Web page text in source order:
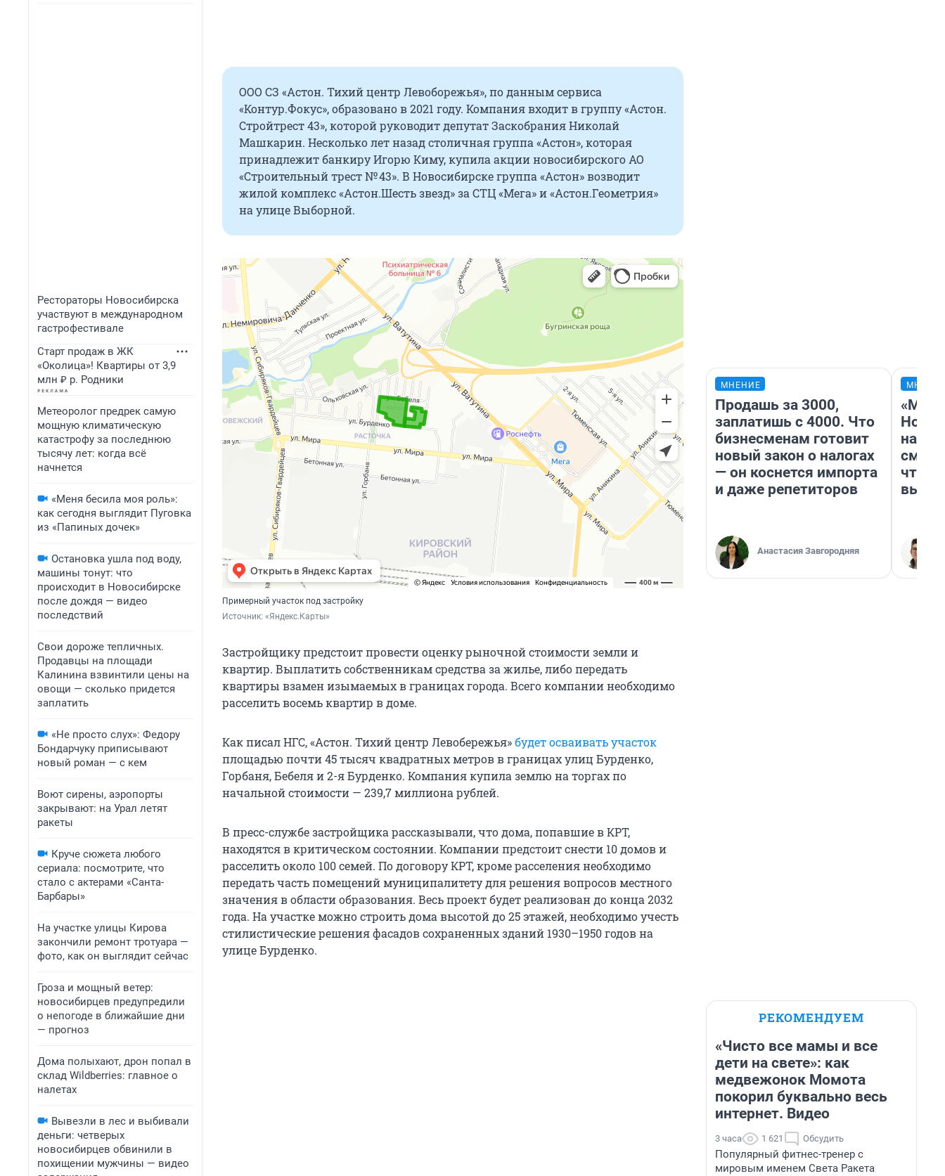
Рестораторы Новосибирска
участвуют в международном
гастрофестивале
Старт продаж в ЖК
«Околица»! Квартиры от 3,9
млн ₽ р. Родники
Метеоролог предрек самую
мощную климатическую
катастрофу за последнюю
тысячу лет: когда всё
начнется
«Меня бесила моя роль»:
как сегодня выглядит Пуговка
из «Папиных дочек»
Остановка ушла под воду,
машины тонут: что
происходит в Новосибирске
после дождя — видео
последствий
Свои дороже тепличных.
Продавцы на площади
Калинина взвинтили цены на
овощи — сколько придется
заплатить
«Не просто слух»: Федору
Бондарчуку приписывают
новый роман — с кем
Воют сирены, аэропорты
закрывают: на Урал летят
ракеты
Круче сюжета любого
сериала: посмотрите, что
стало с актерами «Санта-
Барбары»
На участке улицы Кирова
закончили ремонт тротуара —
фото, как он выглядит сейчас
Гроза и мощный ветер:
новосибирцев предупредили
о непогоде в ближайшие дни
— прогноз
Дома полыхают, дрон попал в
склад Wildberries: главное о
налетах
Вывезли в лес и выбивали
деньги: четверых
новосибирцев обвинили в
похищении мужчины — видео
ООО СЗ «Астон. Тихий центр Левоборежья», по данным сервиса
«Контур.Фокус», образовано в 2021 году. Компания входит в группу «Астон.
Стройтрест 43», которой руководит депутат Заскобрания Николай
Машкарин. Несколько лет назад столичная группа «Астон», которая
принадлежит банкиру Игорю Киму, купила акции новосибирского АО
«Строительный трест № 43». В Новосибирске группа «Астон» возводит
жилой комплекс «Астон.Шесть звезд» за СТЦ «Мега» и «Астон.Геометрия»
на улице Выборной.
Примерный участок под застройку
Источник: «Яндекс.Карты»
Застройщику предстоит провести оценку рыночной стоимости земли и
квартир. Выплатить собственникам средства за жилье, либо передать
квартиры взамен изымаемых в границах города. Всего компании необходимо
расселить восемь квартир в доме.
Как писал НГС, «Астон. Тихий центр Левобережья»будет осваивать участок
площадью почти 45 тысяч квадратных метров в границах улиц Бурденко,
Горбаня, Бебеля и 2-я Бурденко. Компания купила землю на торгах по
начальной стоимости — 239,7 миллиона рублей.
В пресс-службе застройщика рассказывали, что дома, попавшие в КРТ,
находятся в критическом состоянии. Компании предстоит снести 10 домов и
расселить около 100 семей. По договору КРТ, кроме расселения необходимо
передать часть помещений муниципалитету для решения вопросов местного
значения в области образования. Весь проект будет реализован до конца 2032
года. На участке можно строить дома высотой до 25 этажей, необходимо учесть
стилистические решения фасадов сохраненных зданий 1930–1950 годов на
улице Бурденко.
МНЕНИЕ
Продашь за 3000,
заплатишь с 4000. Что
бизнесменам готовит
новый закон о налогах
— он коснется импорта
и даже репетиторов
Анастасия Завгородняя
«Мы
РЕКОМЕНДУЕМ
«Чисто все мамы и все
дети на свете»: как
медвежонок Момота
покорил буквально весь
интернет. Видео
3 часа 1 621 Обсудить
Популярный фитнес-тренер с
мировым именем Света Ракета